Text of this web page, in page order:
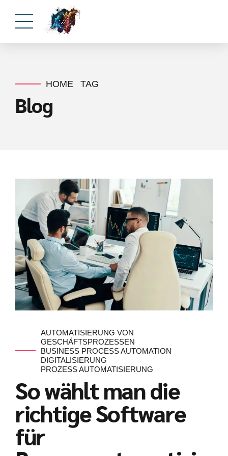
HOME TAG
Blog
AUTOMATISIERUNG VON
GESCHÄFTSPROZESSEN
BUSINESS PROCESS AUTOMATION
DIGITALISIERUNG
PROZESS AUTOMATISIERUNG
So wählt man die
richtige Software
für